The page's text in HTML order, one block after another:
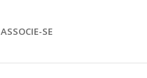
ASSOCIE-SE